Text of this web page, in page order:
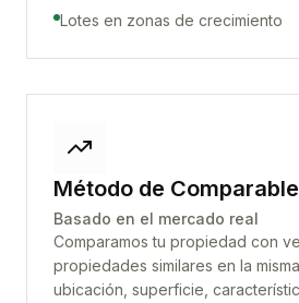
Lotes en zonas de crecimiento
Método de
Basado en el mercado real
Comparamos tu propiedad con
propiedades similares en la
ubicación, superficie,